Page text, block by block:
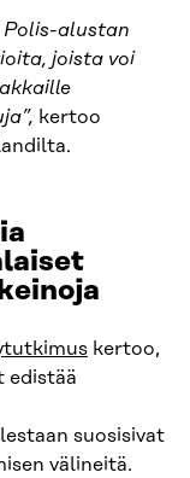
Polis-alustan
joista voi
kertoo
kertoo,
edistää
suosisivat
välineitä.